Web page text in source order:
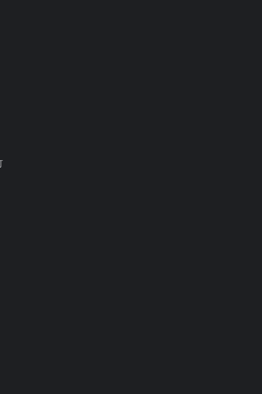
\Leftrightarrow f(n) = \sum\limits_{d \mid n}
n} \mu(d)F(\frac{n}{d}) = & \sum\limits_{d \mid
n} \mu(d)F(\frac{n}{d}) = f(k) \end{aligned}